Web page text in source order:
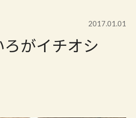
2017.01.01
ろがイチオシ